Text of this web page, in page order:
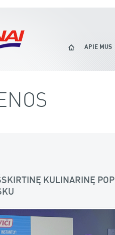
APIE MUS
KULINARINĘ